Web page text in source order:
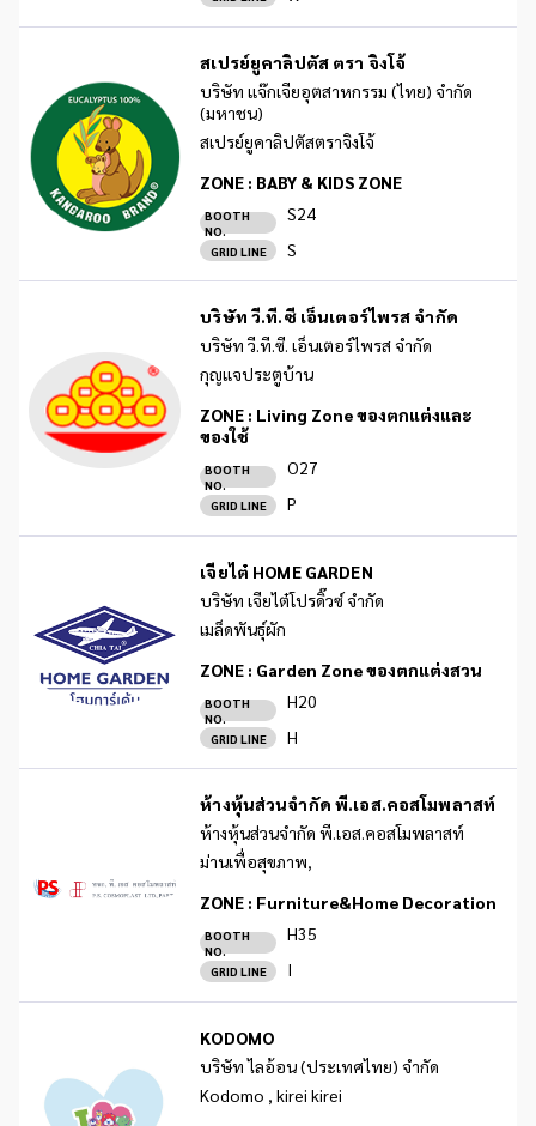
สเปรย์ยูคาลิปตัส ตรา จิงโจ้
บริษัท แจ๊กเจียอุตสาหกรรม (ไทย) จำกัด
(มหาชน)
สเปรย์ยูคาลิปตัสตราจิงโจ้
ZONE : BABY & KIDS ZONE
BOOTH
NO.
S24
GRID LINE S
บริษัท วี.ที.ซี เอ็นเตอร์ไพรส จำกัด
บริษัท วี.ที.ซี. เอ็นเตอร์ไพรส จำกัด
กุญแจประตูบ้าน
ZONE : Living Zone ของตกแต่งและ
ของใช้
BOOTH
NO.
O27
GRID LINE P
เจียไต๋ HOME GARDEN
บริษัท เจียไต๋โปรดิ๊วซ์ จำกัด
เมล็ดพันธุ์ผัก
ZONE : Garden Zone ของตกแต่งสวน
BOOTH
NO.
H20
GRID LINE H
ห้างหุ้นส่วนจำกัด พี.เอส.คอสโมพลาสท์
ห้างหุ้นส่วนจำกัด พี.เอส.คอสโมพลาสท์
ม่านเพื่อสุขภาพ,
ZONE : Furniture&Home Decoration
BOOTH
NO.
H35
GRID LINE I
KODOMO
บริษัท ไลอ้อน (ประเทศไทย) จำกัด
Kodomo , kirei kirei